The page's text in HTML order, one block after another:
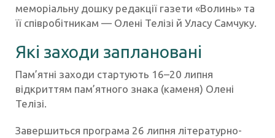
меморіальну дошку редакції газети «Волинь» та
її співробітникам — Олені Телізі й Уласу Самчуку.
Які заходи заплановані
Пам’ятні заходи стартують 16–20 липня
відкриттям пам’ятного знака (каменя) Олені
Телізі.
Завершиться програма 26 липня літературно-